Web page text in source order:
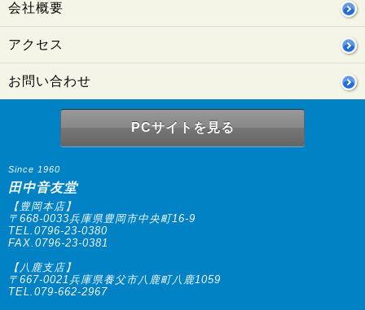
会社概要
アクセス
お問い合わせ
PCサイトを見る
Since 1960
田中音友堂
【豊岡本店】
〒668-0033兵庫県豊岡市中央町16-9
TEL.0796-23-0380
FAX.0796-23-0381
【八鹿支店】
〒667-0021兵庫県養父市八鹿町八鹿1059
TEL.079-662-2967